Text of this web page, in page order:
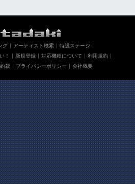
グ アーティスト検索
特設ステージ
！
新規登録 対応機種について
利用規約
款
プライバシーポリシー 会社概要